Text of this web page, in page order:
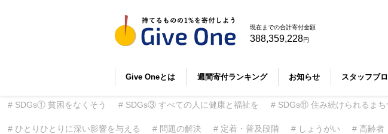
現在までの合計寄付金額
388,359,228円
Give Oneとは 週間寄付ランキング お知らせ スタッフブ
SDGs① 貧困をなくそう SDGs③ すべての人に健康と福祉を SDGs⑪ 住み続けられるまち
ひとりひとりに深い影響を与える 問題の解決 定着・普及段階 しょうがい 高齢者